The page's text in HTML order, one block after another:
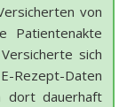
von
Patientenakte
sich
Rezept-Daten
dort dauerhaft